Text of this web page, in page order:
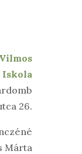
Iskola
26.
Márta